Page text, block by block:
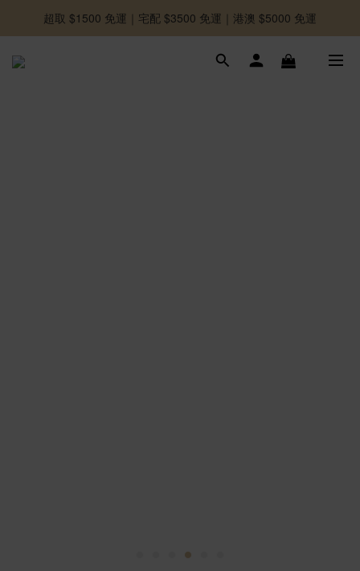
-好友募集中-加入官方LINE好友獲取優惠券
超取 $1500 免運｜宅配 $3500 免運｜港澳 $5000 免運
-好友募集中-加入官方LINE好友獲取優惠券